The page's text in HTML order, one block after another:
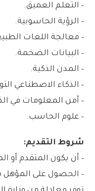
– التعلم العميق.
– الرؤية الحاسوبية.
– معالجة اللغات
– البيانات الضخمة.
– المدن الذكية.
– الذكاء الاصطناعي
– أمن المعلومات في
– علوم الحاسب.
شروط التقديم:
– أن يكون المتقدم أو
– الحصول على المؤهل